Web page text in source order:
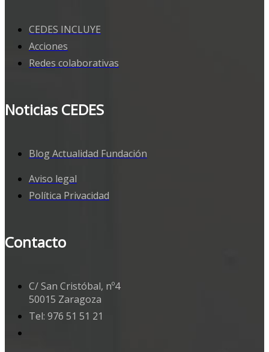
CEDES INCLUYE
Acciones
Redes colaborativas
Noticias CEDES
Blog Actualidad Fundación
Aviso legal
Política Privacidad
Contacto
C/ San Cristóbal, nº4
50015 Zaragoza
Tel: 976 51 51 21